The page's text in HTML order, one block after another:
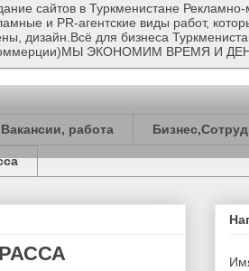
сайтов в Туркменистане
и PR-агентские виды работ,
дизайн.Всё для бизнеса
коммерции)МЫ ЭКОНОМИМ ВРЕМЯ И
Вакансии, работа